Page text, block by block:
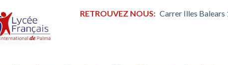
RETROUVEZ NOUS: Carrer Illes Balears